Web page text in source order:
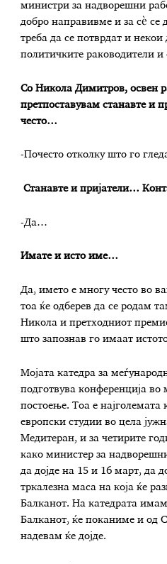
министри за надворешни
добро направивме и за сѐ се
треба да се потврдат и некои
политичките раководители и
Со Никола Димитров, освен
претпоставувам станавте и
често…
-Почесто отколку што го
Станавте и пријатели…
-Да…
Имате и исто име…
Да, името е многу често во
тоа ќе одберев да се родам
Никола и претходниот
што запознав го имаат
Мојата катедра за
подготвува конференција во
постоење. Тоа е најголемата
европски студии во цела
Медитеран, и за четирите
како министер за
да дојде на 15 и 16 март, да
тркалезна маса на која ќе
Балканот. На катедрата
Балканот, ќе поканиме и од
надевам ќе дојде.